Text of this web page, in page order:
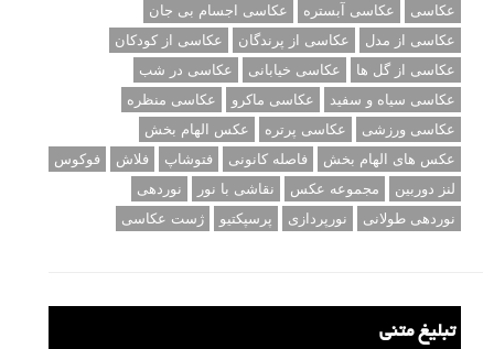
عکاسی
عکاسی آبستره
عکاسی اجسام بی جان
عکاسی از مدل
عکاسی از پرندگان
عکاسی از کودکان
عکاسی از گل ها
عکاسی خیابانی
عکاسی در شب
عکاسی سیاه و سفید
عکاسی ماکرو
عکاسی منظره
عکاسی ورزشی
عکاسی پرتره
عکس الهام بخش
عکس های الهام بخش
فاصله کانونی فتوشاپ فلاش
فوکوس
لنز دوربین
مجموعه عکس نقاشی با نور
نوردهی
نوردهی طولانی
نورپردازی پرسپکتیو ژست عکاسی
تبلیغ متنی